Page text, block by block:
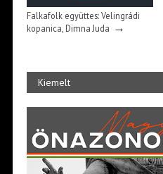
Falkafolk együttes: Velingrádi
kopanica, Dimna Juda →
Kiemelt